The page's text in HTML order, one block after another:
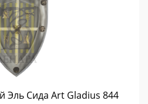
Эль Сида Art Gladius 844